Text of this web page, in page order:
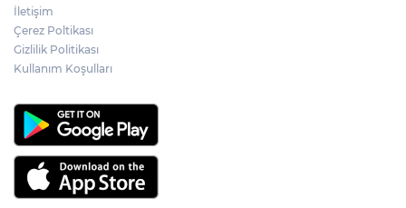
İletişim
Çerez Poltikası
Gizlilik Politikası
Kullanım Koşulları